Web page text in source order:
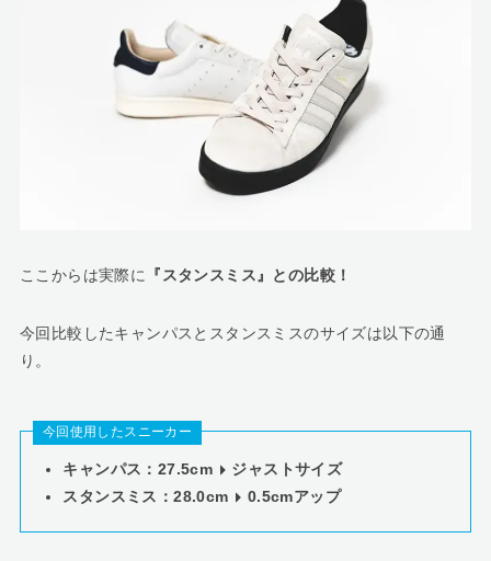
ここからは実際に 『スタンスミス』との比較！
今回比較したキャンパスとスタンスミスのサイズは以下の通
り。
今回使用したスニーカー
キャンパス：27.5cm
ジャストサイズ
スタンスミス：28.0cm
0.5cmアップ